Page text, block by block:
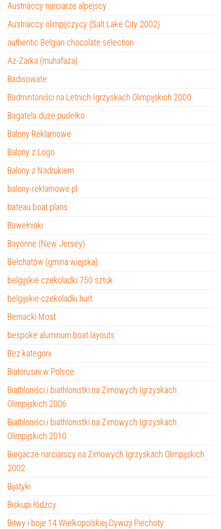
Austriaccy narciarze alpejscy
Austriaccy olimpijczycy (Salt Lake City 2002)
authentic Belgian chocolate selection
Az-Zarka (muhafaza)
Badisowate
Badmintoniści na Letnich Igrzyskach Olimpijskich 2000
Bagatela duże pudełko
Balony Reklamowe
Balony z Logo
Balony z Nadrukiem
balony-reklamowe.pl
bateau boat plans
Bawełniaki
Bayonne (New Jersey)
Bełchatów (gmina wiejska)
belgijskie czekoladki 750 sztuk
belgijskie czekoladki hurt
Bernacki Most
bespoke aluminum boat layouts
Bez kategorii
Białorusini w Polsce
Biathloniści i biathlonistki na Zimowych Igrzyskach
Olimpijskich 2006
Biathloniści i biathlonistki na Zimowych Igrzyskach
Olimpijskich 2010
Biegacze narciarscy na Zimowych Igrzyskach Olimpijskich
2002
Bijatyki
Biskupi łódzcy
Bitwy i boje 14 Wielkopolskiej Dywizji Piechoty